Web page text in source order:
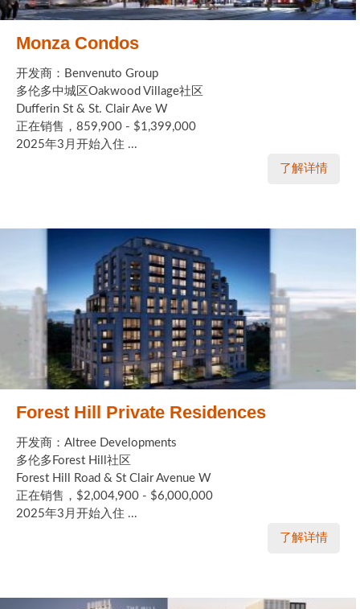
Monza Condos
开发商：Benvenuto Group
多伦多中城区Oakwood Village社区
Dufferin St & St. Clair Ave W
正在销售，859,900 - $1,399,000
2025年3月开始入住 ...
了解详情
Forest Hill Private Residences
开发商：Altree Developments
多伦多Forest Hill社区
Forest Hill Road & St Clair Avenue W
正在销售，$2,004,900 - $6,000,000
2025年3月开始入住 ...
了解详情